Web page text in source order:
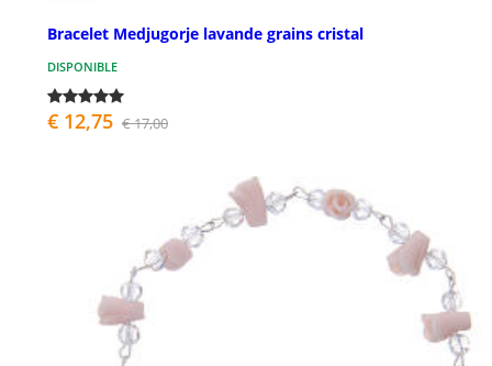
Bracelet Medjugorje lavande grains cristal
DISPONIBLE
€ 12,75 € 17,00